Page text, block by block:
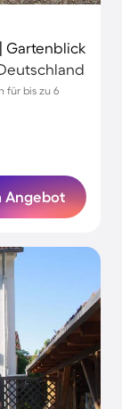
Gartenblick
für bis zu 6
Angebot